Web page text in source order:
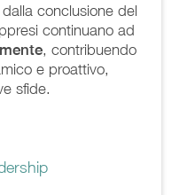
conclusione del
continuano ad
, contribuendo
e proattivo,
sfide.